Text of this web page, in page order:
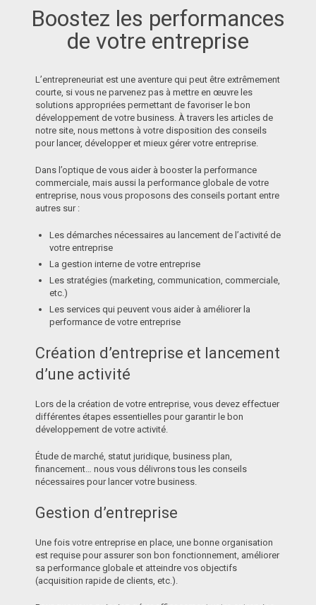
Boostez les performances
de votre entreprise
L’entrepreneuriat est une aventure qui peut être extrêmement
courte, si vous ne parvenez pas à mettre en œuvre les
solutions appropriées permettant de favoriser le bon
développement de votre business. À travers les articles de
notre site, nous mettons à votre disposition des conseils
pour lancer, développer et mieux gérer votre entreprise.
Dans l’optique de vous aider à booster la performance
commerciale, mais aussi la performance globale de votre
entreprise, nous vous proposons des conseils portant entre
autres sur :
Les démarches nécessaires au lancement de l’activité de
votre entreprise
La gestion interne de votre entreprise
Les stratégies (marketing, communication, commerciale,
etc.)
Les services qui peuvent vous aider à améliorer la
performance de votre entreprise
Création d’entreprise et lancement
d’une activité
Lors de la création de votre entreprise, vous devez effectuer
différentes étapes essentielles pour garantir le bon
développement de votre activité.
Étude de marché, statut juridique, business plan,
financement… nous vous délivrons tous les conseils
nécessaires pour lancer votre business.
Gestion d’entreprise
Une fois votre entreprise en place, une bonne organisation
est requise pour assurer son bon fonctionnement, améliorer
sa performance globale et atteindre vos objectifs
(acquisition rapide de clients, etc.).